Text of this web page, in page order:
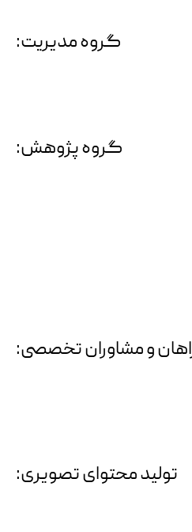
گروه مدیریت:
گروه پژوهش:
و مشاوران تخصصی:
تولید محتوای تصویری: